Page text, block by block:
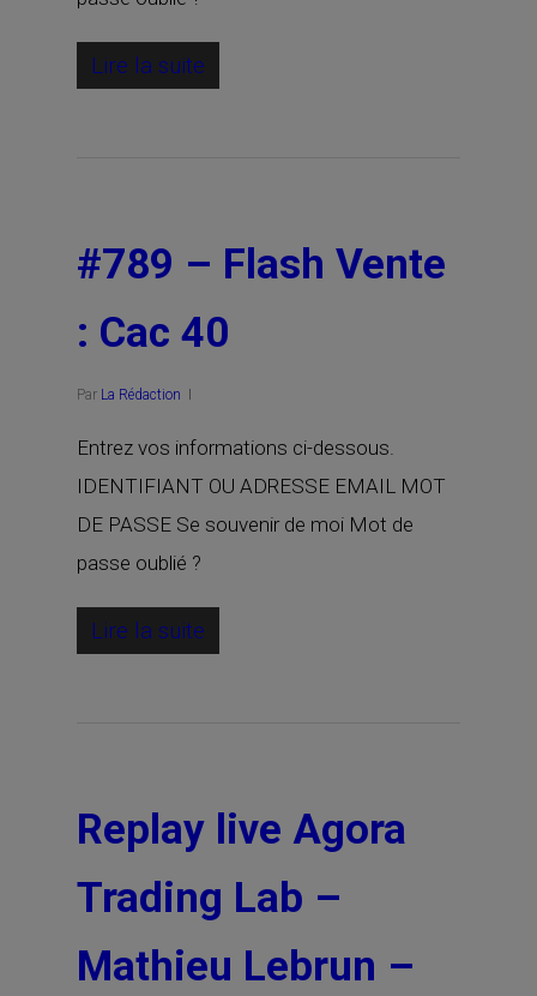
Lire la suite
#789 – Flash Vente
: Cac 40
Par La Rédaction
Entrez vos informations ci-dessous.
IDENTIFIANT OU ADRESSE EMAIL MOT
DE PASSE Se souvenir de moi Mot de
passe oublié ?
Lire la suite
Replay live Agora
Trading Lab –
Mathieu Lebrun –